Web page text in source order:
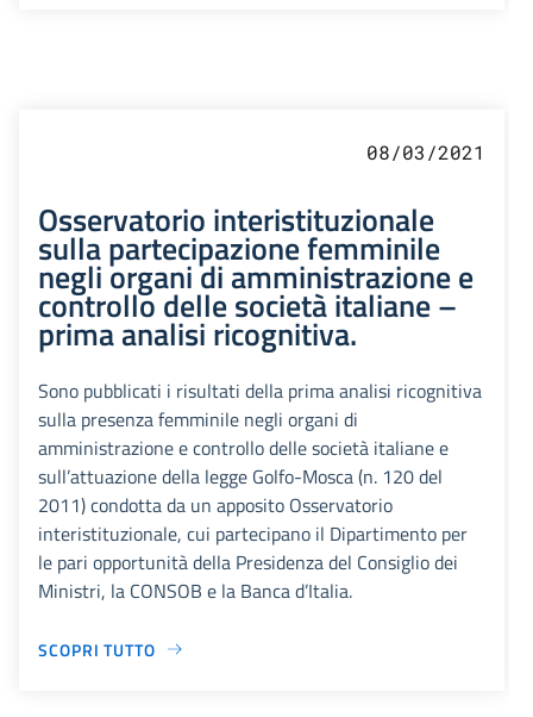
08/03/2021
Osservatorio interistituzionale
sulla partecipazione femminile
negli organi di amministrazione e
controllo delle società italiane –
prima analisi ricognitiva.
Sono pubblicati i risultati della prima analisi ricognitiva
sulla presenza femminile negli organi di
amministrazione e controllo delle società italiane e
sull’attuazione della legge Golfo-Mosca (n. 120 del
2011) condotta da un apposito Osservatorio
interistituzionale, cui partecipano il Dipartimento per
le pari opportunità della Presidenza del Consiglio dei
Ministri, la CONSOB e la Banca d’Italia.
SCOPRI TUTTO